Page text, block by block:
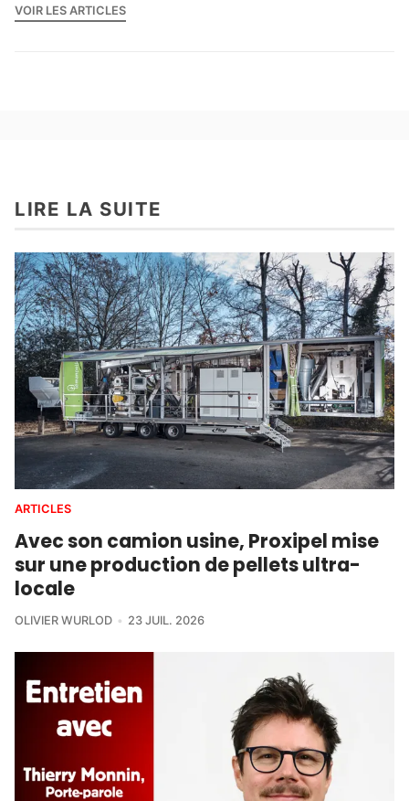
VOIR LES ARTICLES
LIRE LA SUITE
ARTICLES
Avec son camion usine, Proxipel mise
sur une production de pellets ultra-
locale
OLIVIER WURLOD 23 JUIL. 2026